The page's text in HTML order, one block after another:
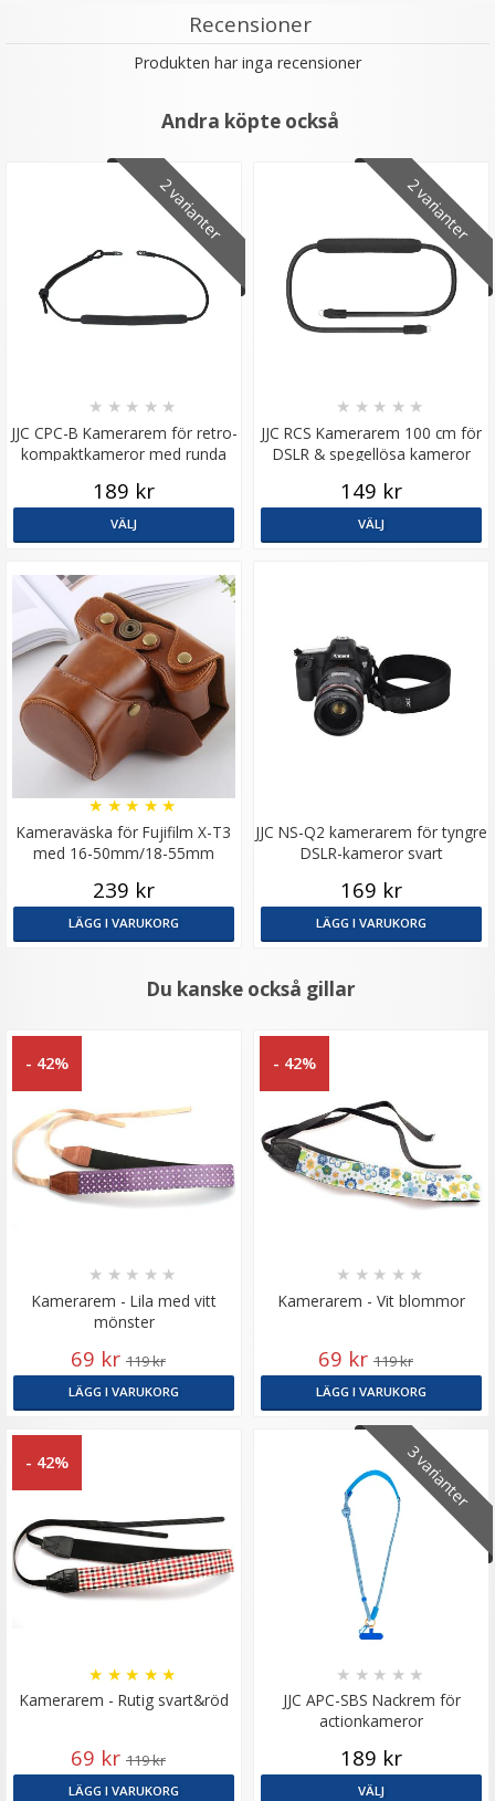
Recensioner
Produkten har inga recensioner
Andra köpte också
2 varianter
JJC CPC-B Kamerarem för retro-
kompaktkameror med runda
★ ★ ★ ★ ★
189 kr
VÄLJ
2 varianter
JJC RCS Kamerarem 100 cm för
DSLR & spegellösa kameror
★ ★ ★ ★ ★
149 kr
VÄLJ
Kameraväska för Fujifilm X-T3
med 16-50mm/18-55mm
★★★★★
239 kr
LÄGG I VARUKORG
JJC NS-Q2 kamerarem för tyngre
DSLR-kameror svart
169 kr
LÄGG I VARUKORG
Du kanske också gillar
- 42%
Kamerarem - Lila med vitt
mönster
★ ★ ★ ★ ★
69 kr 119 kr
LÄGG I VARUKORG
- 42%
Kamerarem - Vit blommor
★ ★ ★ ★ ★
69 kr 119 kr
LÄGG I VARUKORG
- 42%
Kamerarem - Rutig svart&röd
★ ★ ★ ★ ★
69 kr 119 kr
LÄGG I VARUKORG
3 varianter
JJC APC-SBS Nackrem för
actionkameror
★ ★ ★ ★ ★
189 kr
VÄLJ